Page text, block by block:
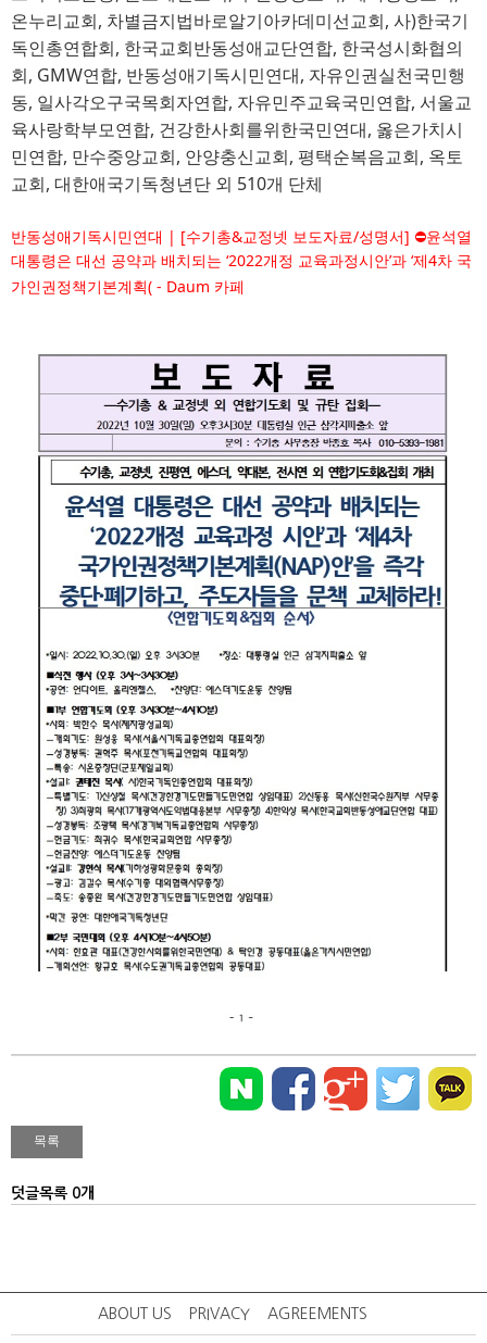
온누리교회, 차별금지법바로알기아카데미선교회, 사)한국기
독인총연합회, 한국교회반동성애교단연합, 한국성시화협의
회, GMW연합, 반동성애기독시민연대, 자유인권실천국민행
동, 일사각오구국목회자연합, 자유민주교육국민연합, 서울교
육사랑학부모연합, 건강한사회를위한국민연대, 옳은가치시
민연합, 만수중앙교회, 안양충신교회, 평택순복음교회, 옥토
교회, 대한애국기독청년단 외 510개 단체
반동성애기독시민연대 | [수기총&교정넷 보도자료/성명서] ⛔️윤석열
대통령은 대선 공약과 배치되는 ‘2022개정 교육과정시안’과 ‘제4차 국
가인권정책기본계획( - Daum 카페
덧글목록 0개
ABOUT US PRIVACY AGREEMENTS